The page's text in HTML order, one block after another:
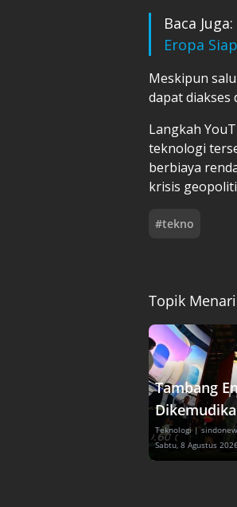
Baca Juga:
Eropa
Meskipun
dapat diakses
Langkah
teknologi
berbiaya
krisis
#tekno
Topik
Tambang
Teknologi |
Sabtu, 8 Agustus